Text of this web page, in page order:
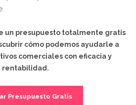
un presupuesto totalmente gratis
cómo podemos ayudarle a
comerciales con eficacia y
rentabilidad.
Presupuesto Gratis